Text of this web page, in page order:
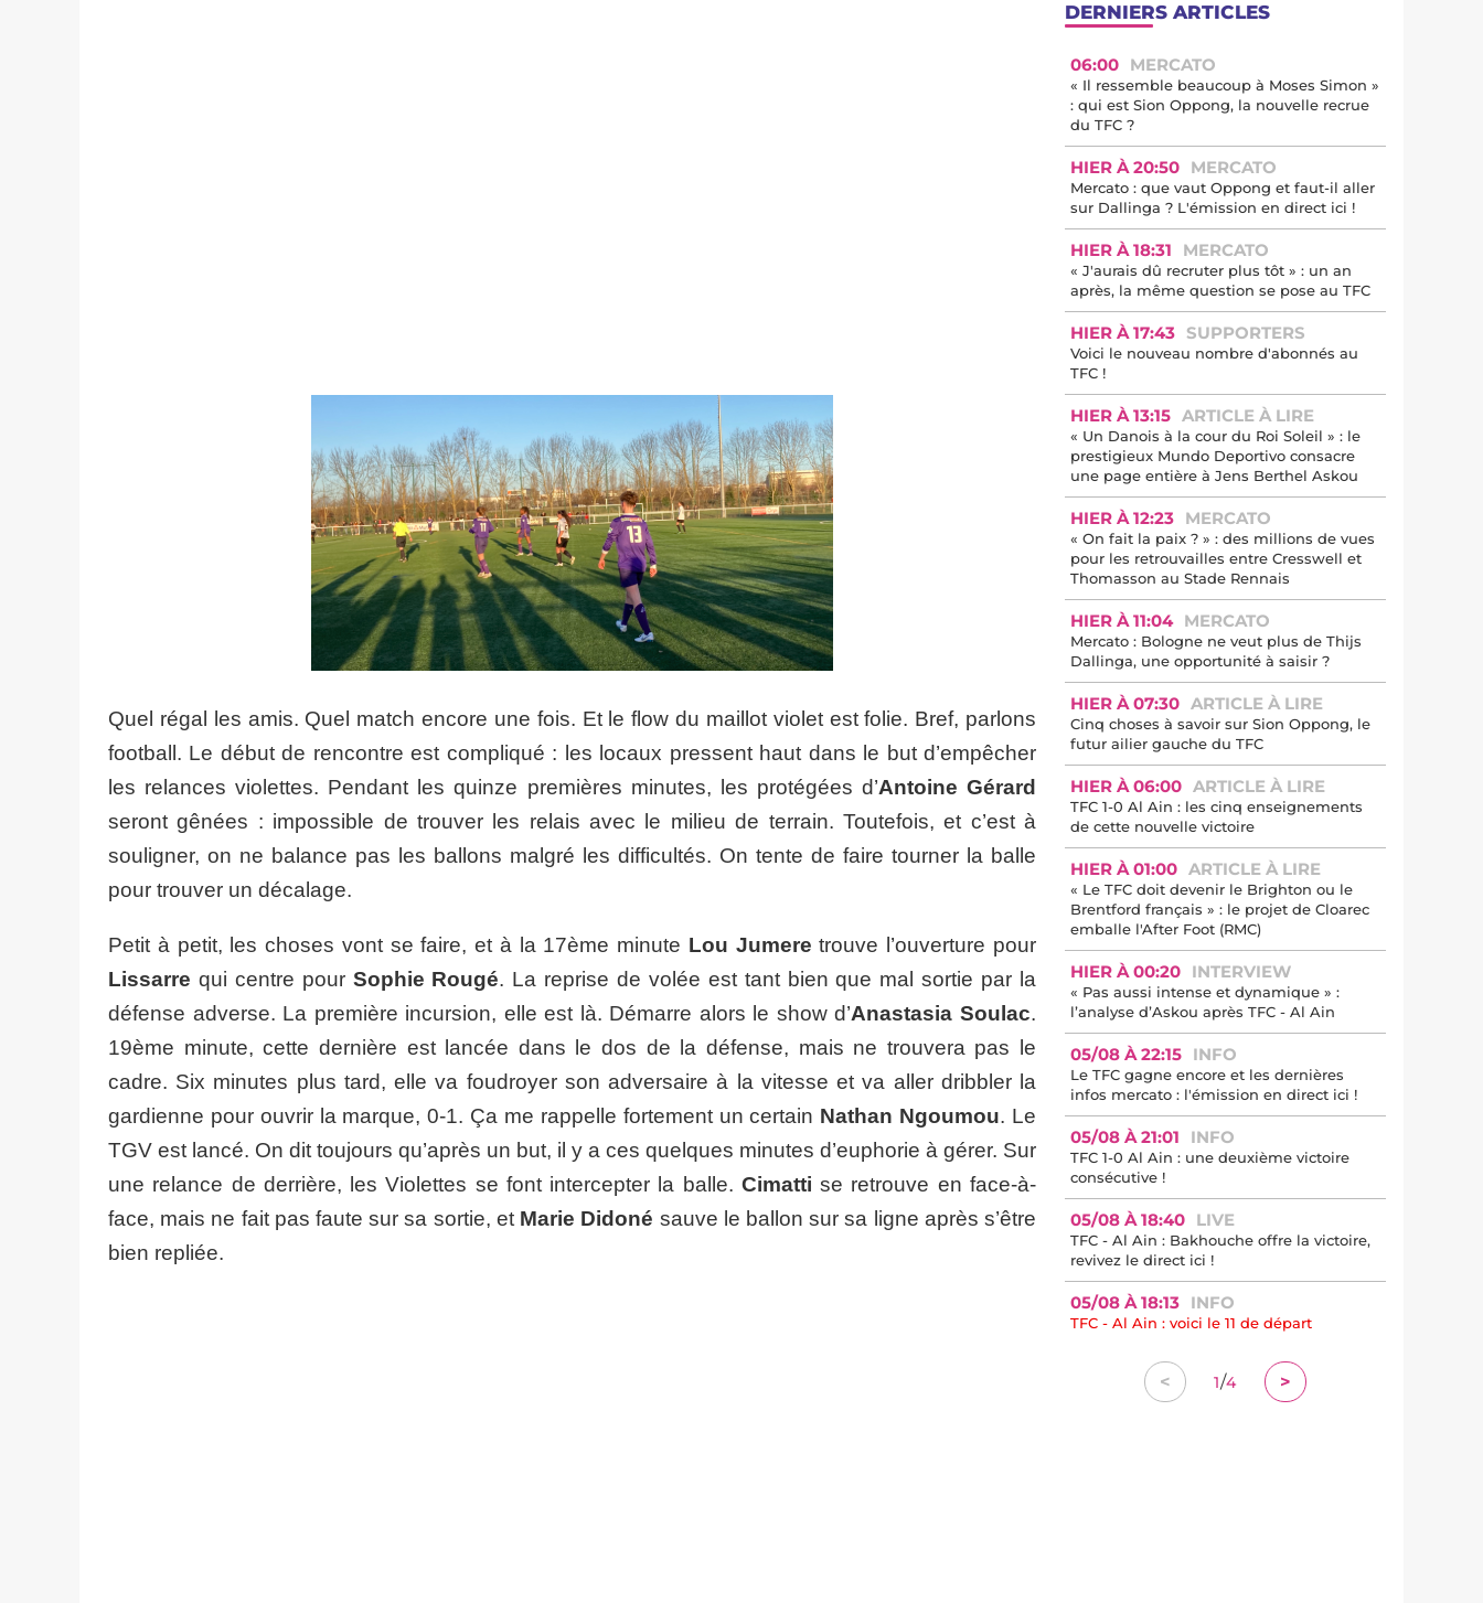
Quel régal les amis. Quel match encore une fois. Et le flow du maillot violet est folie. Bref, parlons
football. Le début de rencontre est compliqué : les locaux pressent haut dans le but d’empêcher
les relances violettes. Pendant les quinze premières minutes, les protégées d’Antoine Gérard
seront gênées : impossible de trouver les relais avec le milieu de terrain. Toutefois, et c’est à
souligner, on ne balance pas les ballons malgré les difficultés. On tente de faire tourner la balle
pour trouver un décalage.
Petit à petit, les choses vont se faire, et à la 17ème minute Lou Jumere trouve l’ouverture pour
Lissarre qui centre pour Sophie Rougé. La reprise de volée est tant bien que mal sortie par la
défense adverse. La première incursion, elle est là. Démarre alors le show d’Anastasia Soulac.
19ème minute, cette dernière est lancée dans le dos de la défense, mais ne trouvera pas le
cadre. Six minutes plus tard, elle va foudroyer son adversaire à la vitesse et va aller dribbler la
gardienne pour ouvrir la marque, 0-1. Ça me rappelle fortement un certain Nathan Ngoumou. Le
TGV est lancé. On dit toujours qu’après un but, il y a ces quelques minutes d’euphorie à gérer. Sur
une relance de derrière, les Violettes se font intercepter la balle. Cimatti se retrouve en face-à-
face, mais ne fait pas faute sur sa sortie, et Marie Didoné sauve le ballon sur sa ligne après s’être
bien repliée.
DERNIERS ARTICLES
06:00 MERCATO
« Il ressemble beaucoup à Moses Simon »
: qui est Sion Oppong, la nouvelle recrue
du TFC ?
HIER À 20:50 MERCATO
Mercato : que vaut Oppong et faut-il aller
sur Dallinga ? L'émission en direct ici !
HIER À 18:31 MERCATO
« J'aurais dû recruter plus tôt » : un an
après, la même question se pose au TFC
HIER À 17:43 SUPPORTERS
Voici le nouveau nombre d'abonnés au
TFC !
HIER À 13:15 ARTICLE À LIRE
« Un Danois à la cour du Roi Soleil » : le
prestigieux Mundo Deportivo consacre
une page entière à Jens Berthel Askou
HIER À 12:23 MERCATO
« On fait la paix ? » : des millions de vues
pour les retrouvailles entre Cresswell et
Thomasson au Stade Rennais
HIER À 11:04 MERCATO
Mercato : Bologne ne veut plus de Thijs
Dallinga, une opportunité à saisir ?
HIER À 07:30 ARTICLE À LIRE
Cinq choses à savoir sur Sion Oppong, le
futur ailier gauche du TFC
HIER À 06:00 ARTICLE À LIRE
TFC 1-0 Al Ain : les cinq enseignements
de cette nouvelle victoire
HIER À 01:00 ARTICLE À LIRE
« Le TFC doit devenir le Brighton ou le
Brentford français » : le projet de Cloarec
emballe l'After Foot (RMC)
HIER À 00:20 INTERVIEW
« Pas aussi intense et dynamique » :
l’analyse d’Askou après TFC - Al Ain
05/08 À 22:15 INFO
Le TFC gagne encore et les dernières
infos mercato : l'émission en direct ici !
05/08 À 21:01 INFO
TFC 1-0 Al Ain : une deuxième victoire
consécutive !
05/08 À 18:40 LIVE
TFC - Al Ain : Bakhouche offre la victoire,
revivez le direct ici !
05/08 À 18:13 INFO
TFC - Al Ain : voici le 11 de départ
< 1/4 >